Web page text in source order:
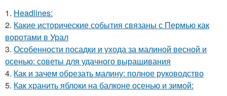
1. Headlines:
2. Какие исторические события связаны с Пермью как
воротами в Урал
3. Особенности посадки и ухода за малиной весной и
осенью: советы для удачного выращивания
4. Как и зачем обрезать малину: полное руководство
5. Как хранить яблоки на балконе осенью и зимой: